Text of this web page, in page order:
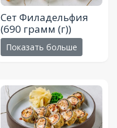
Сет Филадельфия
(690 грамм (г))
Показать больше